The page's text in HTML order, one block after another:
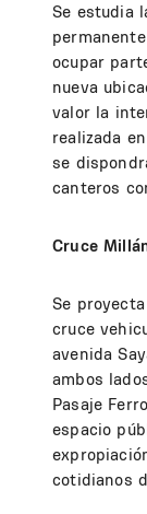
Se estudia
ocupar
nueva
valor la
realizada
se
canteros
Cruce
Se
cruce
avenida
ambos
Pasaje
espacio
cotidianos